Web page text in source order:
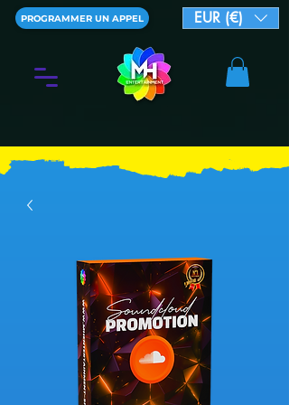
PROGRAMMER UN APPEL EUR (€)